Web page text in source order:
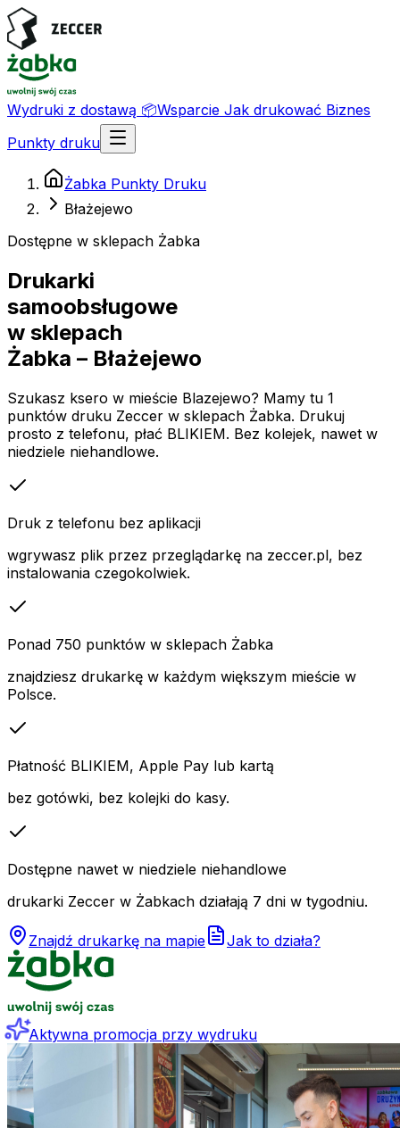
Wydruki z dostawą 📦Wsparcie Jak drukować Biznes
Punkty druku
Żabka Punkty Druku
Błażejewo
Dostępne w sklepach Żabka
Drukarki
samoobsługowe
w sklepach
Żabka – Błażejewo
Szukasz ksero w mieście Blazejewo? Mamy tu 1
punktów druku Zeccer w sklepach Żabka. Drukuj
prosto z telefonu, płać BLIKIEM. Bez kolejek, nawet w
niedziele niehandlowe.
Druk z telefonu bez aplikacji
wgrywasz plik przez przeglądarkę na zeccer.pl, bez
instalowania czegokolwiek.
Ponad 750 punktów w sklepach Żabka
znajdziesz drukarkę w każdym większym mieście w
Polsce.
Płatność BLIKIEM, Apple Pay lub kartą
bez gotówki, bez kolejki do kasy.
Dostępne nawet w niedziele niehandlowe
drukarki Zeccer w Żabkach działają 7 dni w tygodniu.
Znajdź drukarkę na mapie Jak to działa?
Aktywna promocja przy wydruku